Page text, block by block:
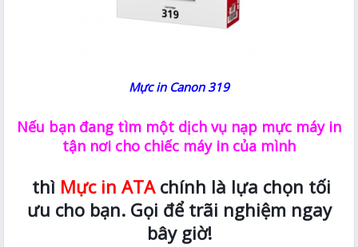
Mực in Canon 319
Nếu bạn đang tìm một dịch vụ nạp mực máy in
tận nơi cho chiếc máy in của mình
thì Mực in ATAchính là lựa chọn tối
ưu cho bạn. Gọi để trãi nghiệm ngay
bây giờ!